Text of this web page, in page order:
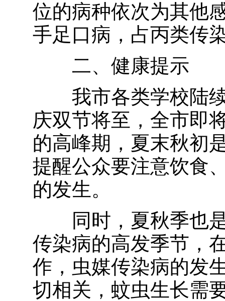
位的病种依次为其他
手足口病，占丙类传
二、健康提示
我市各类学校陆
庆双节将至，全市即
的高峰期 ， 夏末秋初
提醒公众要注意饮食
的发生。
同时，夏秋季也
传染病的高发季节，
作 ， 虫媒传染病的发
切相关，蚊虫生长需